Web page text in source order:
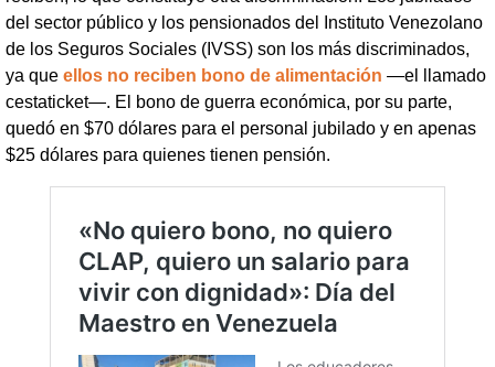
del sector público y los pensionados del Instituto Venezolano
de los Seguros Sociales (IVSS) son los más discriminados,
ya que ellos no reciben bono de alimentación —el llamado
cestaticket—. El bono de guerra económica, por su parte,
quedó en $70 dólares para el personal jubilado y en apenas
$25 dólares para quienes tienen pensión.